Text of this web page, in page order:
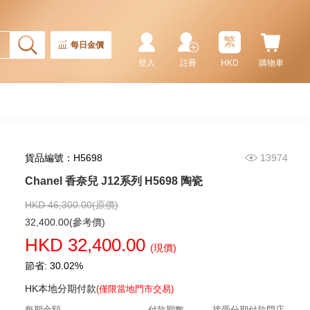
每日金價
購物車
繁
HKD
註冊
登入
貨品編號：H5698 13974
Chanel 香奈兒 J12系列 H5698 陶瓷
HKD 46,300.00(原價)
32,400.00(參考價)
HKD 32,400.00 (現價)
節省: 30.02%
HK本地分期付款(僅限當地門市交易)
Chanel 香奈兒 Premiere H6125
18kt黃金